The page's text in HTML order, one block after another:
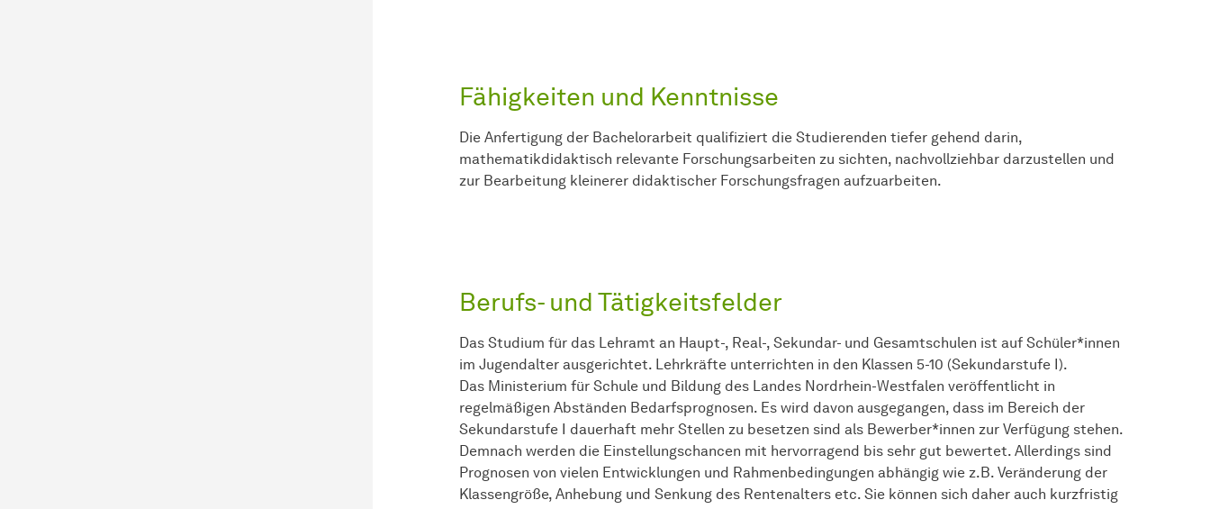
Fähigkeiten und Kenntnisse
Die Anfertigung der Bachelorarbeit qualifiziert die Studierenden tiefer gehend darin,
mathematikdidaktisch relevante Forschungsarbeiten zu sichten, nachvollziehbar darzustellen und
zur Bearbeitung kleinerer didaktischer Forschungsfragen aufzuarbeiten.
Berufs- und Tätigkeitsfelder
Das Studium für das Lehramt an Haupt-, Real-, Sekundar- und Gesamtschulen ist auf Schüler*innen
im Jugendalter ausgerichtet. Lehrkräfte unterrichten in den Klassen 5-10 (Sekundarstufe I).
Das Ministerium für Schule und Bildung des Landes Nordrhein-Westfalen veröffentlicht in
regelmäßigen Abständen Bedarfsprognosen. Es wird davon ausgegangen, dass im Bereich der
Sekundarstufe I dauerhaft mehr Stellen zu besetzen sind als Bewerber*innen zur Verfügung stehen.
Demnach werden die Einstellungschancen mit hervorragend bis sehr gut bewertet. Allerdings sind
Prognosen von vielen Entwicklungen und Rahmenbedingungen abhängig wie z.B. Veränderung der
Klassengröße, Anhebung und Senkung des Rentenalters etc. Sie können sich daher auch kurzfristig